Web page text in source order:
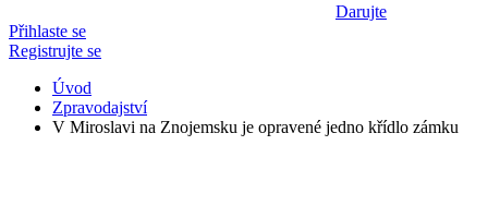
Darujte
Přihlaste se
Registrujte se
Úvod
Zpravodajství
V Miroslavi na Znojemsku je opravené jedno křídlo zámku